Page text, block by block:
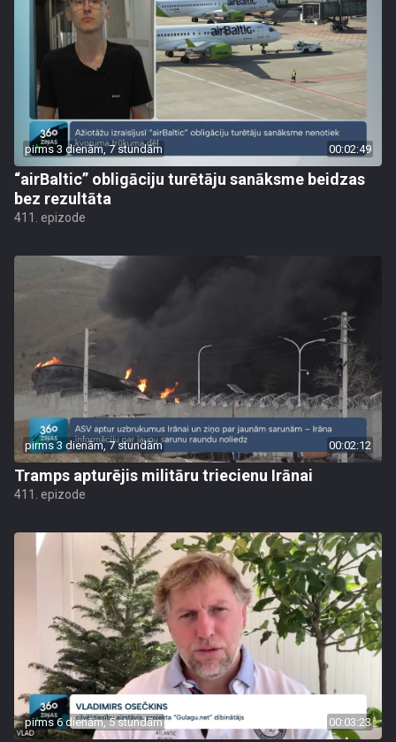
pirms 3 dienām, 7 stundām 00:02:49
“airBaltic” obligāciju turētāju sanāksme beidzas
bez rezultāta
411. epizode
pirms 3 dienām, 7 stundām 00:02:12
Tramps apturējis militāru triecienu Irānai
411. epizode
pirms 6 dienām, 5 stundām 00:03:23